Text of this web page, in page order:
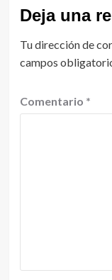
Deja una
Tu dirección de
campos
Comentario *